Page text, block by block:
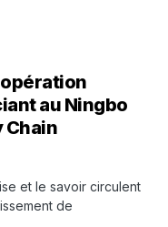
au Ningbo
Chain
et le savoir circulent
de